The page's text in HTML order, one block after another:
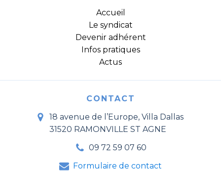
Accueil
Le syndicat
Devenir adhérent
Infos pratiques
Actus
CONTACT
18 avenue de l’Europe, Villa Dallas
31520 RAMONVILLE ST AGNE
09 72 59 07 60
Formulaire de contact